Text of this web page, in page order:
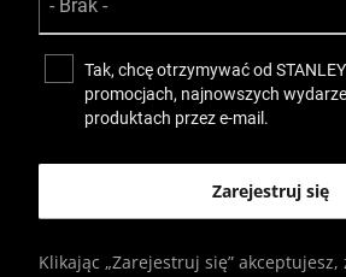
Tak, chcę otrzymywać od
promocjach, najnowszych
produktach przez e-mail.
Klikając „Zarejestruj się” akceptujesz,